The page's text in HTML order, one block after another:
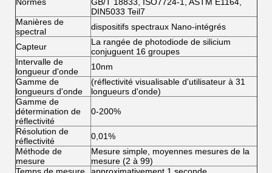
DIN5033 Teil7
Manières de
spectral
dispositifs spectraux Nano-intégrés
Capteur
La rangée de photodiode de silicium
conjuguent 16 groupes
Intervalle de
longueur d'onde
10nm
Gamme de
longueurs d'onde
(réflectivité visualisable d'utilisateur à 31
longueurs d'onde)
Gamme de
détermination de
réflectivité
0-200%
Résolution de
réflectivité
0,01%
Méthode de
mesure
Mesure simple, moyennes mesures de la
mesure (2 à 99)